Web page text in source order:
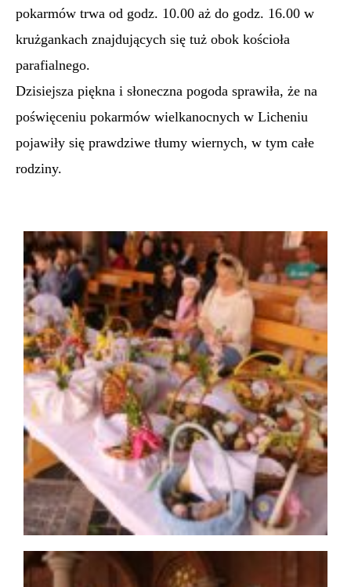
pokarmów trwa od godz. 10.00 aż do godz. 16.00 w
krużgankach znajdujących się tuż obok kościoła
parafialnego.
Dzisiejsza piękna i słoneczna pogoda sprawiła, że na
poświęceniu pokarmów wielkanocnych w Licheniu
pojawiły się prawdziwe tłumy wiernych, w tym całe
rodziny.